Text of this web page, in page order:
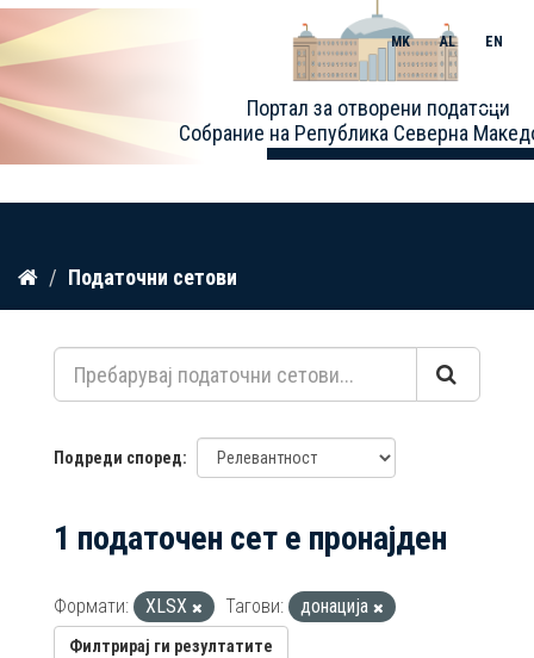
Прескокнете
содржина
Портал за отворени податоци
Собрание на Република Северна
MK AL EN
Toggle
Податочни сетови
Подреди според
1 податочен сет е пронајден
Формати: XLSX Тагови: донација
Филтрирај ги резултатите